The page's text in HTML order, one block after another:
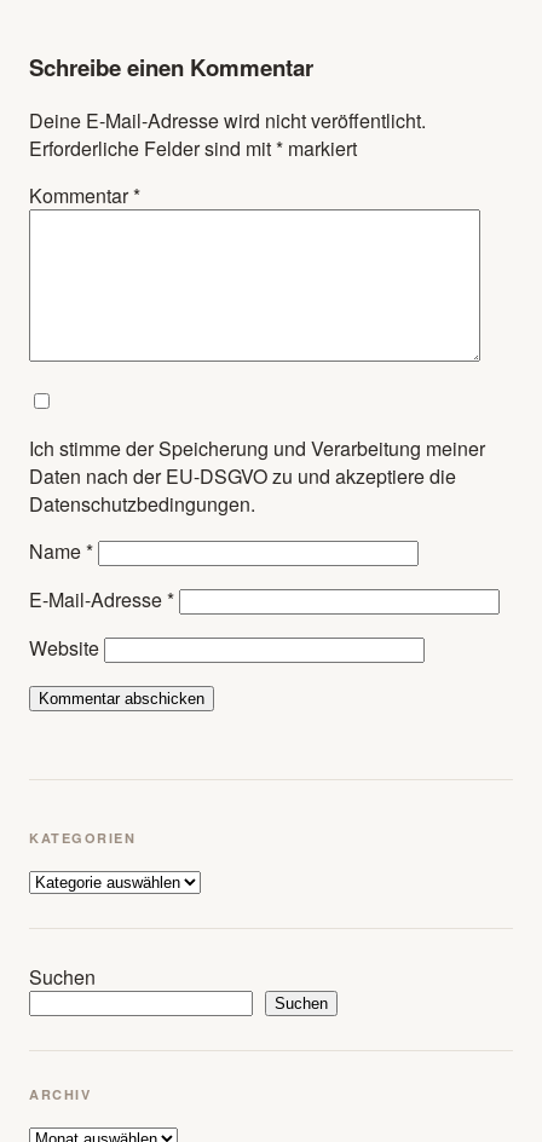
Schreibe einen Kommentar
Deine E-Mail-Adresse wird nicht veröffentlicht.
Erforderliche Felder sind mit* markiert
Kommentar*
Ich stimme der Speicherung und Verarbeitung meiner
Daten nach der EU-DSGVO zu und akzeptiere die
Datenschutzbedingungen.
Name*
E-Mail-Adresse*
Website
KATEGORIEN
Kategorien
Suchen
Suchen
ARCHIV
Archiv